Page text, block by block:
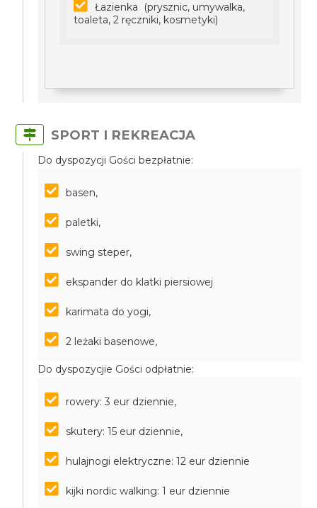
Łazienka (prysznic, umywalka,
toaleta, 2 ręczniki, kosmetyki)
SPORT I REKREACJA
Do dyspozycji Gości bezpłatnie:
basen,
paletki,
swing steper,
ekspander do klatki piersiowej
karimata do yogi,
2 leżaki basenowe,
Do dyspozycjie Gości odpłatnie:
rowery: 3 eur dziennie,
skutery: 15 eur dziennie,
hulajnogi elektryczne: 12 eur dziennie
kijki nordic walking: 1 eur dziennie